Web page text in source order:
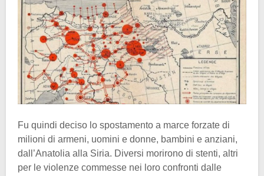
Fu quindi deciso lo spostamento a marce forzate di
milioni di armeni, uomini e donne, bambini e anziani,
dall’Anatolia alla Siria. Diversi morirono di stenti, altri
per le violenze commesse nei loro confronti dalle